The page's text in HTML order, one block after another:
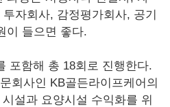
자회사, 감정평가회사, 공기
이 들으면 좋다.
포함해 총 18회로 진행한다.
회사인 KB골든라이프케어의
설과 요양시설 수익화를 위